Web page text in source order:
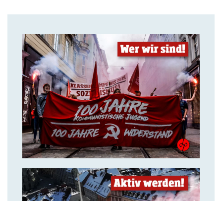
14. Juli 2018
Über uns